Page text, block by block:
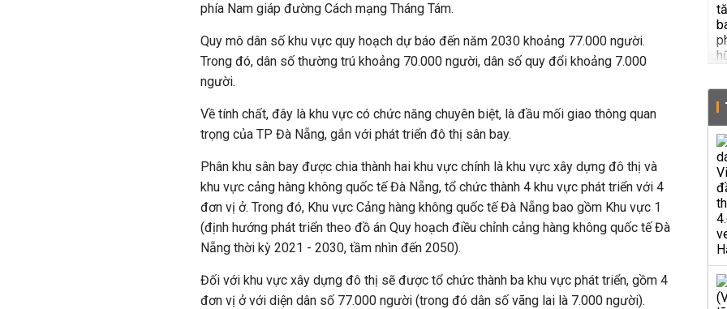
phía Nam giáp đường Cách mạng Tháng Tám.
Quy mô dân số khu vực quy hoạch dự báo đến năm 2030 khoảng 77.000 người.
Trong đó, dân số thường trú khoảng 70.000 người, dân số quy đổi khoảng 7.000
người.
Về tính chất, đây là khu vực có chức năng chuyên biệt, là đầu mối giao thông quan
trọng của TP Đà Nẵng, gắn với phát triển đô thị sân bay.
Phân khu sân bay được chia thành hai khu vực chính là khu vực xây dựng đô thị và
khu vực cảng hàng không quốc tế Đà Nẵng, tổ chức thành 4 khu vực phát triển với 4
đơn vị ở. Trong đó, Khu vực Cảng hàng không quốc tế Đà Nẵng bao gồm Khu vực 1
(định hướng phát triển theo đồ án Quy hoạch điều chỉnh cảng hàng không quốc tế Đà
Nẵng thời kỳ 2021 - 2030, tầm nhìn đến 2050).
Đối với khu vực xây dựng đô thị sẽ được tổ chức thành ba khu vực phát triển, gồm 4
đơn vị ở với diện dân số 77.000 người (trong đó dân số vãng lai là 7.000 người).